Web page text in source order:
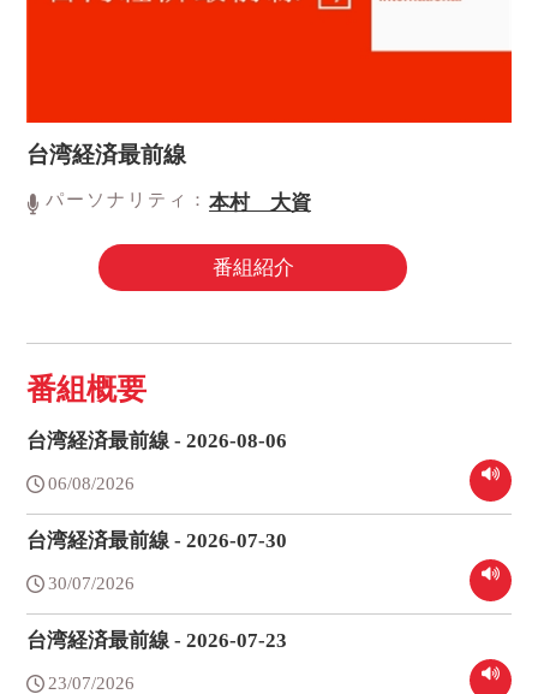
台湾経済最前線
パーソナリティ：本村 大資
番組紹介
番組概要
台湾経済最前線 - 2026-08-06
06/08/2026
台湾経済最前線 - 2026-07-30
30/07/2026
台湾経済最前線 - 2026-07-23
23/07/2026